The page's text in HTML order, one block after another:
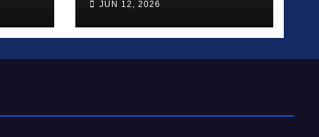
una propuesta
educativa que
JUN 12, 2026